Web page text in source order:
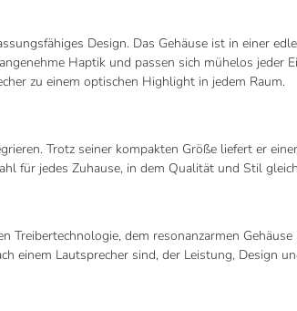
Design. Das Gehäuse ist in einer
Haptik und passen sich mühelos jeder
zu einem optischen Highlight in jedem Raum.
Trotz seiner kompakten Größe liefert er
für jedes Zuhause, in dem Qualität und Stil
dem resonanzarmen
einem Lautsprecher sind, der Leistung, Design